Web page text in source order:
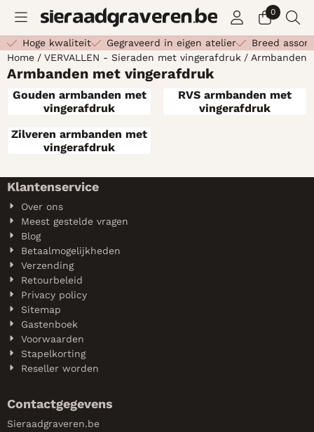
Cookievoorkeuren zijn beschikbaar. Kies instellingen of
0
Hoge kwaliteit Gegraveerd in eigen atelier
Breed
Home / VERVALLEN - Sieraden met vingerafdruk / Armbanden
Armbanden met vingerafdruk
Gouden armbanden met
vingerafdruk
RVS armbanden met
vingerafdruk
Zilveren armbanden met
vingerafdruk
Klantenservice
Over ons
Meest gestelde vragen
Blog
Betaalmogelijkheden
Verzending
Retourbeleid
Privacy policy
Sitemap
Gastenboek
Voorwaarden
Stapelkorting
Reseller worden
Contactgegevens
Sieraadgraveren.be